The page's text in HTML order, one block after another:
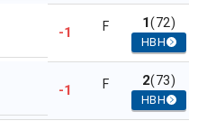
-1 F 1(72)
HBH
-1 F 2(73)
HBH